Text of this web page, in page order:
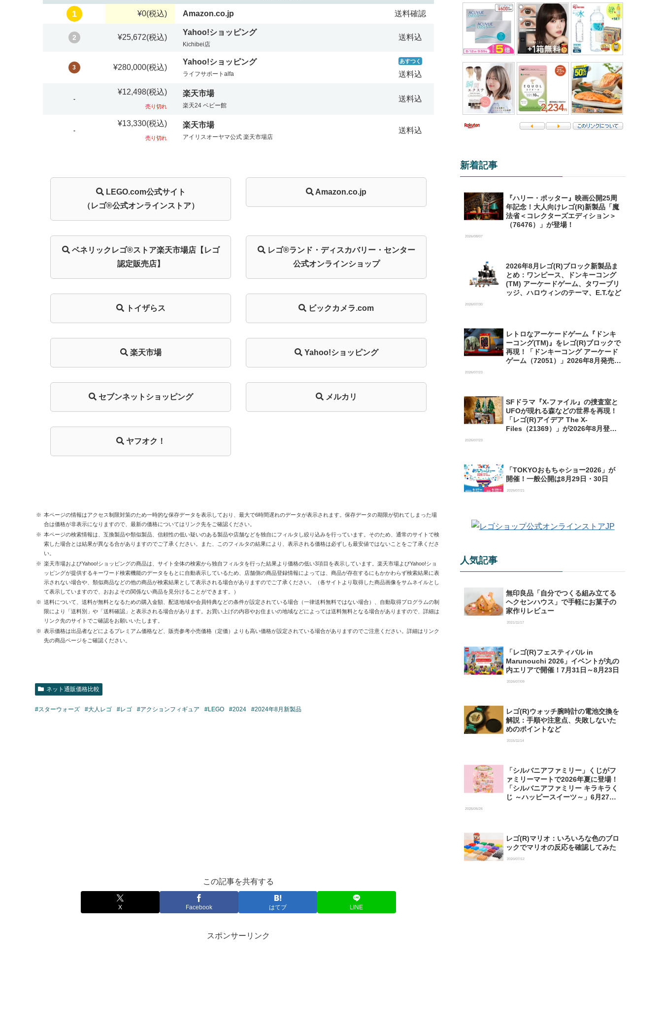
1 ¥0(税込) Amazon.co.jp 送料確認
2 ¥25,672(税込)
Yahoo!ショッピング
Kichibei店
送料込
3 ¥280,000(税込)
Yahoo!ショッピング
ライフサポートalfa
あすつく
送料込
-
¥12,498(税込)
売り切れ
楽天市場
楽天24 ベビー館
送料込
-
¥13,330(税込)
売り切れ
楽天市場
アイリスオーヤマ公式 楽天市場店
送料込
LEGO.com公式サイト
（レゴ®公式オンラインストア）
Amazon.co.jp
ベネリック レゴ®ストア楽天市場店【レゴ
認定販売店】
レゴ®ランド・ ディスカバリー・ センター
公式オンラインショップ
トイザらス ビックカメラ.com
楽天市場 Yahoo!ショッピング
セブンネットショッピング メルカリ
ヤフオク！
本ページの情報はアクセス制限対策のため一時的な保存データを表示しており、最大で6時間遅れのデータが表示されます。保存データの期限が切れてしまった場
合は価格が非表示になりますので、最新の価格についてはリンク先をご確認ください。
本ページの検索情報は、互換製品や類似製品、信頼性の低い疑いのある製品や店舗などを独自にフィルタし絞り込みを行っています。そのため、通常のサイトで検
索した場合とは結果が異なる合がありますのでご了承ください。また、このフィルタの結果により、表示される価格は必ずしも最安値ではないことをご了承くださ
い。
楽天市場およびYahoo!ショッピングの商品は、サイト全体の検索から独自フィルタを行った結果より価格の低い3項目を表示しています。楽天市場よびYahoo!ショ
ッピングが提供するキーワード検索機能のデータをもとに自動表示しているため、店舗側の商品登録情報によっては、商品が存在するにもかかわらず検索結果に表
示されない場合や、類似商品などの他の商品が検索結果として表示される場合がありますのでご了承ください。（各サイトより取得した商品画像をサムネイルとし
て表示していますので、おおよその関係ない商品を見分けることができます。）
送料について、送料が無料となるための購入金額、配送地域や会員特典などの条件が設定されている場合（一律送料無料ではない場合）、自動取得プログラムの制
限により「送料別」や「送料確認」と表示される場合があります。お買い上げの内容やお住まいの地域などによっては送料無料となる場合がありますので、詳細は
リンク先のサイトでご確認をお願いいたします。
表示価格は出品者などによるプレミアム価格など、販売参考小売価格（定価）よりも高い価格が設定されている場合がありますのでご注意ください。詳細はリンク
先の商品ページをご確認ください。
ネット通販価格比較
#スターウォーズ #大人レゴ #レゴ #アクションフィギュア #LEGO #2024 #2024年8月新製品
この記事を共有する
X Facebook はてブ LINE
スポンサーリンク
新着記事
『ハリー・ポッター』映画公開25周
年記念！大人向けレゴ(R)新製品「魔
法省＜コレクターズエディション＞
（76476）」が登場！
2026/08/07
2026年8月レゴ(R)ブロック新製品ま
とめ：ワンピース、ドンキーコング
(TM) アーケードゲーム、タワーブリ
ッジ、ハロウィンのテーマ、E.T.など
2026/07/30
レトロなアーケードゲーム『ドンキ
ーコング(TM)』をレゴ(R)ブロックで
再現！「ドンキーコング アーケード
ゲーム（72051）」2026年8月発売
2026/07/23
SFドラマ『X-ファイル』の捜査室と
UFOが現れる森などの世界を再現！
「レゴ(R)アイデア The X-
Files（21369）」が2026年8月登場
2026/07/23
「TOKYOおもちゃショー2026」が
開催！一般公開は8月29日・30日
2026/07/21
人気記事
無印良品「自分でつくる組み立てる
ヘクセンハウス」で手軽にお菓子の
家作りレビュー
2021/11/17
「レゴ(R)フェスティバル in
Marunouchi 2026」イベントが丸の
内エリアで開催！7月31日～8月23日
2026/07/09
レゴ(R)ウォッチ腕時計の電池交換を
解説：手順や注意点、失敗しないた
めのポイントなど
2015/11/14
「シルバニアファミリー」くじがフ
ァミリーマートで2026年夏に登場！
「シルバニアファミリー キラキラく
じ ～ハッピースイーツ～」6月27日
2026/06/26
レゴ(R)マリオ：いろいろな色のブロ
ックでマリオの反応を確認してみた
2020/07/12